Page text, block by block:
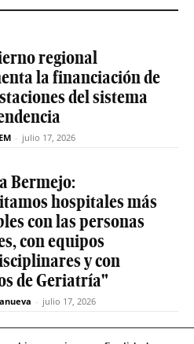
regional
la financiación de
del sistema
- julio 17, 2026
Bermejo:
hospitales más
con las personas
con equipos
y con
de Geriatría"
- julio 17, 2026